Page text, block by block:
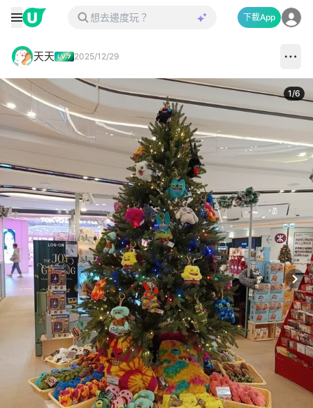
下載App
天天 2025/12/29
1/6